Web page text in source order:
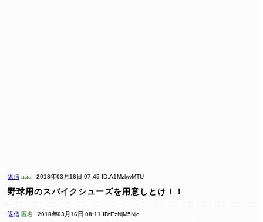
返信 aaa 2018年03月16日 07:45 ID:A1MzkwMTU
野球用のスパイクシューズを用意しとけ！！
返信 匿名 2018年03月16日 08:11 ID:EzNjM5Njc